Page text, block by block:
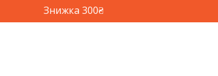
Знижка 300₴